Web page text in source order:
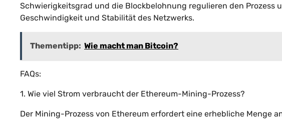
Schwierigkeitsgrad und die Blockbelohnung regulieren den Prozess
Geschwindigkeit und Stabilität des Netzwerks.
Thementipp: Wie macht man Bitcoin?
FAQs:
1. Wie viel Strom verbraucht der Ethereum-Mining-Prozess?
Der Mining-Prozess von Ethereum erfordert eine erhebliche Menge